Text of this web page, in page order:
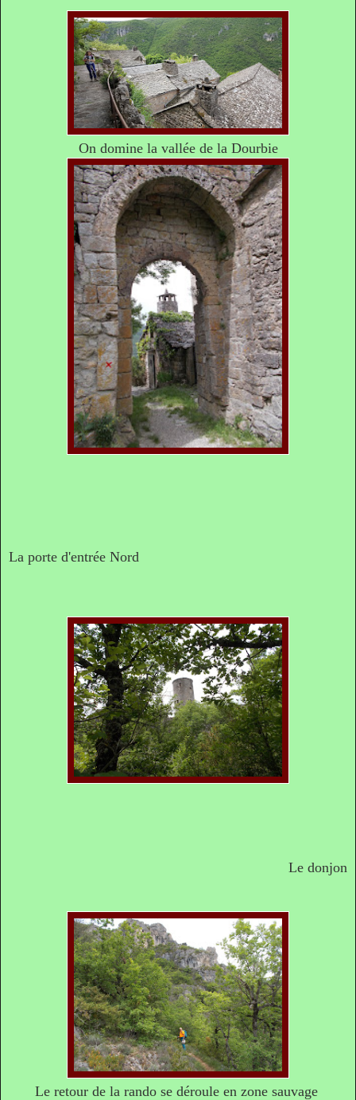
On domine la vallée de la Dourbie
La porte d'entrée Nord
Le donjon
Le retour de la rando se déroule en zone sauvage